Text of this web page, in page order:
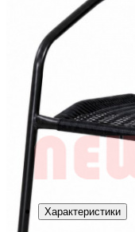
Характеристики